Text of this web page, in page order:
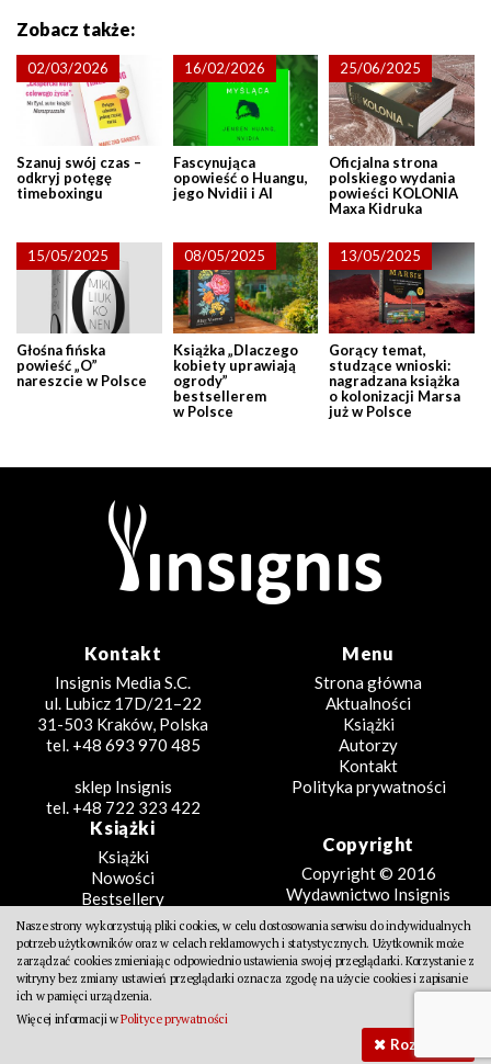
Zobacz także:
02/03/2026
Szanuj swój czas –
odkryj potęgę
timeboxingu
16/02/2026
Fascynująca
opowieść o Huangu,
jego Nvidii i AI
25/06/2025
Oficjalna strona
polskiego wydania
powieści KOLONIA
Maxa Kidruka
15/05/2025
Głośna fińska
powieść „O”
nareszcie w Polsce
08/05/2025
Książka „Dlaczego
kobiety uprawiają
ogrody”
bestsellerem
w Polsce
13/05/2025
Gorący temat,
studzące wnioski:
nagradzana książka
o kolonizacji Marsa
już w Polsce
Kontakt
Insignis Media S.C.
ul. Lubicz 17D/21–22
31-503 Kraków, Polska
tel. +48 693 970 485
sklep Insignis
tel. +48 722 323 422
Menu
Strona główna
Aktualności
Książki
Autorzy
Kontakt
Polityka prywatności
Książki
Książki
Nowości
Bestsellery
Zapowiedzi
Beletrystyka
Fantastyka
Literatura faktu
Poradniki
Kreatywne
Copyright
Copyright © 2016
Wydawnictwo Insignis
Projekt
Design Partners
Nasze strony wykorzystują pliki cookies, w celu dostosowania serwisu do indywidualnych
potrzeb użytkowników oraz w celach reklamowych i statystycznych. Użytkownik może
zarządzać cookies zmieniając odpowiednio ustawienia swojej przeglądarki. Korzystanie z
witryny bez zmiany ustawień przeglądarki oznacza zgodę na użycie cookies i zapisanie
ich w pamięci urządzenia.
Więcej informacji wPolityce prywatności
Rozumiem